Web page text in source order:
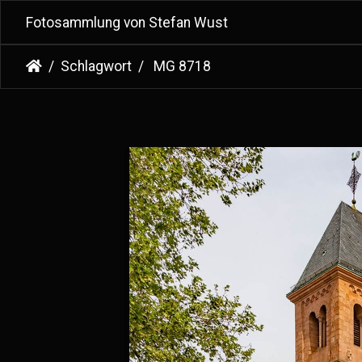
Fotosammlung von Stefan Wust
Schlagwort MG 8718